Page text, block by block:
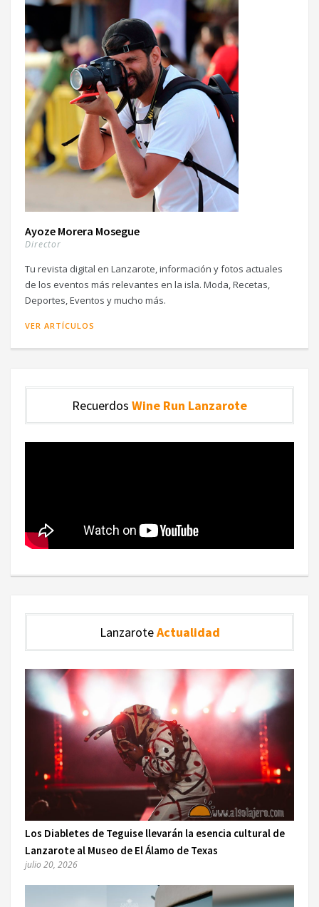
Ayoze Morera Mosegue
Director
Tu revista digital en Lanzarote, información y fotos actuales
de los eventos más relevantes en la isla. Moda, Recetas,
Deportes, Eventos y mucho más.
VER ARTÍCULOS
Recuerdos Wine Run Lanzarote
LanzaroteActualidad
Los Diabletes de Teguise llevarán la esencia cultural de
Lanzarote al Museo de El Álamo de Texas
julio 20, 2026